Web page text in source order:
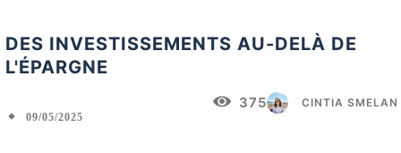
DES INVESTISSEMENTS AU-DELÀ DE
L'ÉPARGNE
CINTIA SMELAN
09/05/2025
375